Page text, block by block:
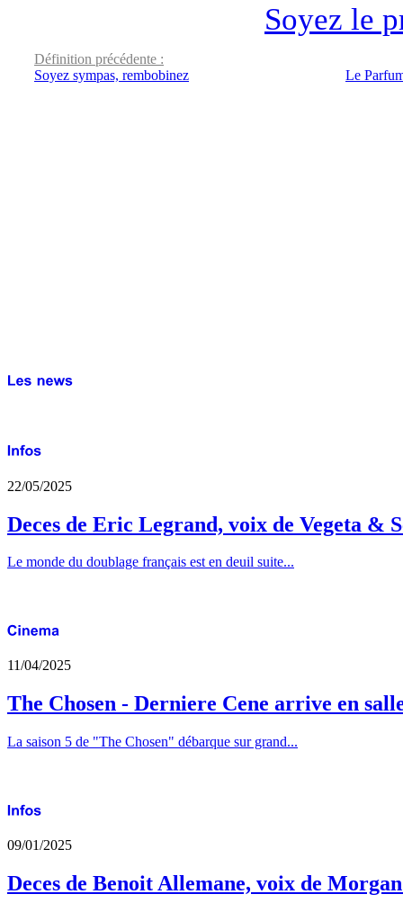
Soyez le
Définition précédente :
Soyez sympas, rembobinez
Le
22/05/2025
Deces de Eric Legrand, voix de Vegeta &
Le monde du doublage français est en deuil suite...
11/04/2025
The Chosen - Derniere Cene arrive en
La saison 5 de "The Chosen" débarque sur grand...
09/01/2025
Deces de Benoit Allemane, voix de